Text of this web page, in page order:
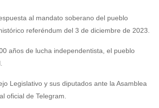
al mandato soberano del pueblo
referéndum del 3 de diciembre de 2023.
años de lucha independentista, el pueblo
Legislativo y sus diputados ante la Asamblea
oficial de Telegram.